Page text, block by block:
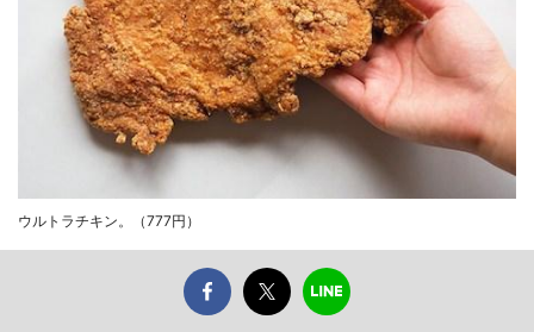
ウルトラチキン。（777円）